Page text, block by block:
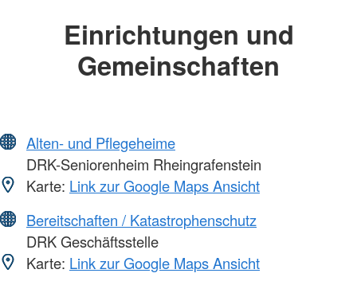
Einrichtungen und
Gemeinschaften
Alten- und Pflegeheime
DRK-Seniorenheim Rheingrafenstein
Karte: Link zur Google Maps Ansicht
Bereitschaften / Katastrophenschutz
DRK Geschäftsstelle
Karte: Link zur Google Maps Ansicht